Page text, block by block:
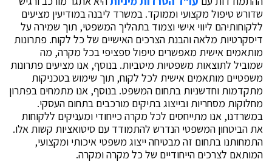
שדורש טיפול מקצועי וממוקד. במשרד ליבנה במודיעין מציעים
ללקוחותיהם ליווי אישי וצמוד בתהליך המשפטי, תוך שמירה על
דיסקרטיות מלאה והבנת הצרכים האישיים של כל לקוח. פתרונות
מותאמים אישית מאפשרים טיפול ספציפי בכל מקרה, מה
שמוביל לתוצאות משפטיות מיטביות. בנוסף, אנו מציעים פתרונות
משפטיים מותאמים אישית לכל לקוח, תוך שימוש בטכניקות
מתקדמות וחדשניות בתחום המשפט. בנוסף, אנו מתמחים בפתרון
מחלוקות מסחריות ובייצוג בתיקים מורכבים בתחום העסקי.
במשרדנו, אנו מתייחסים לכל מקרה כייחודי ומעניקים ללקוחות
את הביטחון המשפטי הנדרש להתמודד עם סיטואציות קשות אלו.
התמחותנו בתחום זה מבטיחה ייצוג משפטי איכותי ומקצועי,
המותאם לצרכים הייחודיים של כל מקרה ומקרה.‏